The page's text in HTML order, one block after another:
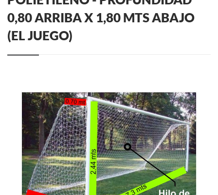
0,80 ARRIBA X 1,80 MTS ABAJO
(EL JUEGO)